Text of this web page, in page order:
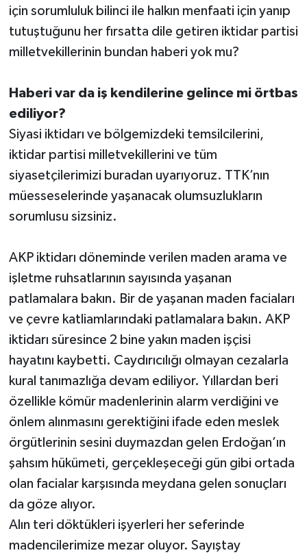
için sorumluluk bilinci ile halkın menfaati için yanıp
tutuştuğunu her fırsatta dile getiren iktidar partisi
milletvekillerinin bundan haberi yok mu?
Haberi var da iş kendilerine gelince mi örtbas
ediliyor?
Siyasi iktidarı ve bölgemizdeki temsilcilerini,
iktidar partisi milletvekillerini ve tüm
siyasetçilerimizi buradan uyarıyoruz. TTK’nın
müesseselerinde yaşanacak olumsuzlukların
sorumlusu sizsiniz.
AKP iktidarı döneminde verilen maden arama ve
işletme ruhsatlarının sayısında yaşanan
patlamalara bakın. Bir de yaşanan maden faciaları
ve çevre katliamlarındaki patlamalara bakın. AKP
iktidarı süresince 2 bine yakın maden işçisi
hayatını kaybetti. Caydırıcılığı olmayan cezalarla
kural tanımazlığa devam ediliyor. Yıllardan beri
özellikle kömür madenlerinin alarm verdiğini ve
önlem alınmasını gerektiğini ifade eden meslek
örgütlerinin sesini duymazdan gelen Erdoğan’ın
şahsım hükümeti, gerçekleşeceği gün gibi ortada
olan facialar karşısında meydana gelen sonuçları
da göze alıyor.
Alın teri döktükleri işyerleri her seferinde
madencilerimize mezar oluyor. Sayıştay